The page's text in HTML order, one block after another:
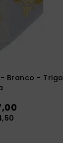
Branco - Trigo
,00
,50